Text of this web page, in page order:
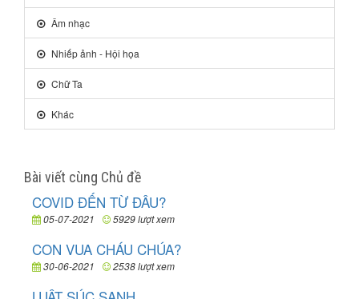
Âm nhạc
Nhiếp ảnh - Hội họa
Chữ Ta
Khác
Bài viết cùng Chủ đề
COVID ĐẾN TỪ ĐÂU?
05-07-2021 5929 lượt xem
CON VUA CHÁU CHÚA?
30-06-2021 2538 lượt xem